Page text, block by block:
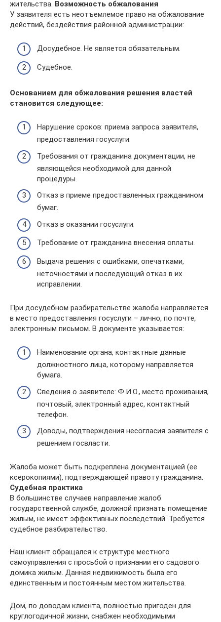
жительства. Возможность обжалования
У заявителя есть неотъемлемое право на обжалование
действий, бездействия районной администрации:
Досудебное. Не является обязательным.
Судебное.
Основанием для обжалования решения властей
становится следующее:
Нарушение сроков: приема запроса заявителя,
предоставления госуслуги.
Требования от гражданина документации, не
являющейся необходимой для данной
процедуры.
Отказ в приеме предоставленных гражданином
бумаг.
Отказ в оказании госуслуги.
Требование от гражданина внесения оплаты.
Выдача решения с ошибками, опечатками,
неточностями и последующий отказ в их
исправлении.
При досудебном разбирательстве жалоба направляется
в место предоставления госуслуги – лично, по почте,
электронным письмом. В документе указывается:
Наименование органа, контактные данные
должностного лица, которому направляется
бумага.
Сведения о заявителе: Ф.И.О., место проживания,
почтовый, электронный адрес, контактный
телефон.
Доводы, подтверждения несогласия заявителя с
решением госвласти.
Жалоба может быть подкреплена документацией (ее
ксерокопиями), подтверждающей правоту гражданина.
Судебная практика
В большинстве случаев направление жалоб
государственной службе, должной признать помещение
жилым, не имеет эффективных последствий. Требуется
судебное разбирательство.
Наш клиент обращался к структуре местного
самоуправления с просьбой о признании его садового
домика жилым. Данная недвижимость была его
единственным и постоянным местом жительства.
Дом, по доводам клиента, полностью пригоден для
круглогодичной жизни, снабжен необходимыми